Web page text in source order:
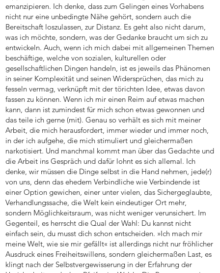
emanzipieren. Ich denke, dass zum Gelingen eines Vorhabens
nicht nur eine unbedingte Nähe gehört, sondern auch die
Bereitschaft loszulassen, zur Distanz. Es geht also nicht darum,
was ich möchte, sondern, was der Gedanke braucht um sich zu
entwickeln. Auch, wenn ich mich dabei mit allgemeinen Themen
beschäftige, welche von sozialen, kulturellen oder
gesellschaftlichen Dingen handeln, ist es jeweils das Phänomen
in seiner Komplexität und seinen Widersprüchen, das mich zu
fesseln vermag, verknüpft mit der törichten Idee, etwas davon
fassen zu können. Wenn ich mir einen Reim auf etwas machen
kann, dann ist zumindest für mich schon etwas gewonnen und
das teile ich gerne (mit). Genau so verhält es sich mit meiner
Arbeit, die mich herausfordert, immer wieder und immer noch,
in der ich aufgehe, die mich stimuliert und gleichermaßen
narkotisiert. Und manchmal kommt man über das Gedachte und
die Arbeit ins Gespräch und dafür lohnt es sich allemal. Ich
denke, wir müssen die Dinge selbst in die Hand nehmen, jede(r)
von uns, denn das ehedem Verbindliche wie Verbindende ist
einer Option gewichen, einer unter vielen, das Sichergeglaubte,
Verhandlungssache, die Welt kein eindeutiger Ort mehr,
sondern Möglichkeitsraum, was nicht weniger verunsichert. Im
Gegenteil, es herrscht die Qual der Wahl: Du kannst nicht
einfach sein, du musst dich schon entscheiden. »Ich mach mir
meine Welt, wie sie mir gefällt« ist allerdings nicht nur fröhlicher
Ausdruck eines Freiheitswillens, sondern gleichermaßen Last, es
klingt nach der Selbstvergewisserung in der Erfahrung der